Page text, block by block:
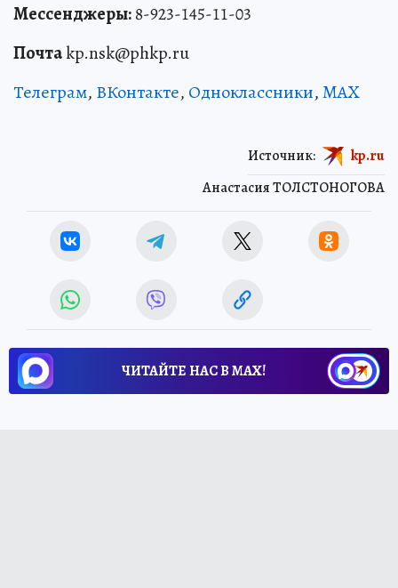
Мессенджеры:8-923-145-11-03
Почтаkp.nsk@phkp.ru
Телеграм, ВКонтакте, Одноклассники,MAX
Анастасия ТОЛСТОНОГОВА
Источник: kp.ru
ЧИТАЙТЕ НАС В МАХ!